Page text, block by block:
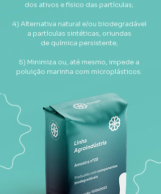
dos ativos e físico das partículas;
4) Alternativa natural e/ou biodegradável
a partículas sintéticas, oriundas
de química persistente;
5) Minimiza ou, até mesmo, impede a
poluição marinha com microplásticos.